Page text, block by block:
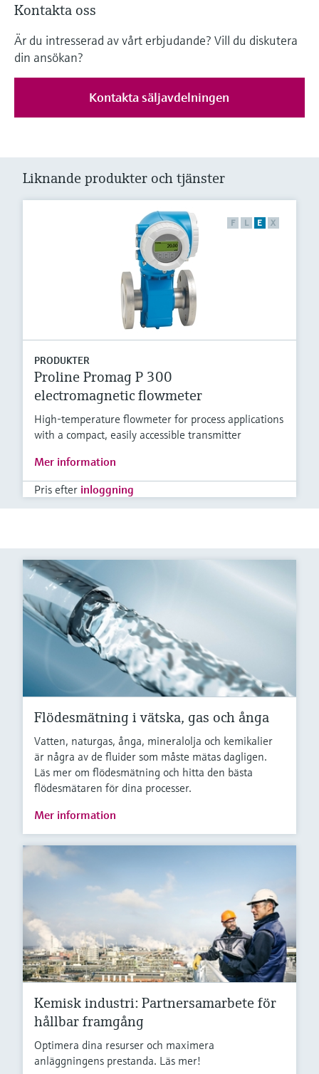
Kontakta oss
Är du intresserad av vårt erbjudande? Vill du diskutera
din ansökan?
Kontakta säljavdelningen
Liknande produkter och tjänster
F L E X
PRODUKTER
Proline Promag P 300
electromagnetic flowmeter
High-temperature flowmeter for process applications
with a compact, easily accessible transmitter
Mer information
Pris efter inloggning
Flödesmätning i vätska, gas och ånga
Vatten, naturgas, ånga, mineralolja och kemikalier
är några av de fluider som måste mätas dagligen.
Läs mer om flödesmätning och hitta den bästa
flödesmätaren för dina processer.
Mer information
Kemisk industri: Partnersamarbete för
hållbar framgång
Optimera dina resurser och maximera
anläggningens prestanda. Läs mer!